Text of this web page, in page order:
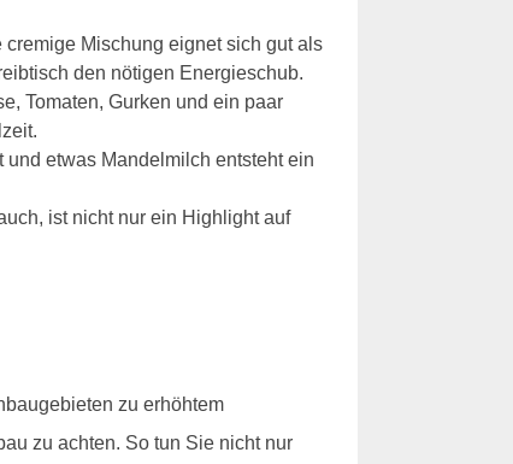
Mischung eignet sich gut als
den nötigen Energieschub.
Tomaten, Gurken und ein paar
etwas Mandelmilch entsteht ein
ist nicht nur ein Highlight auf
zu erhöhtem
zu achten. So tun Sie nicht nur